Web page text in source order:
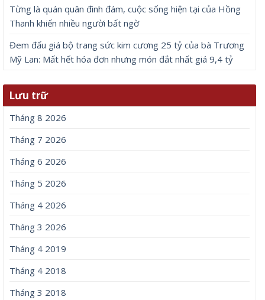
Từng là quán quân đình đám, cuộc sống hiện tại của Hồng
Thanh khiến nhiều người bất ngờ
Đem đấu giá bộ trang sức kim cương 25 tỷ của bà Trương
Mỹ Lan: Mất hết hóa đơn nhưng món đắt nhất giá 9,4 tỷ
Lưu trữ
Tháng 8 2026
Tháng 7 2026
Tháng 6 2026
Tháng 5 2026
Tháng 4 2026
Tháng 3 2026
Tháng 4 2019
Tháng 4 2018
Tháng 3 2018